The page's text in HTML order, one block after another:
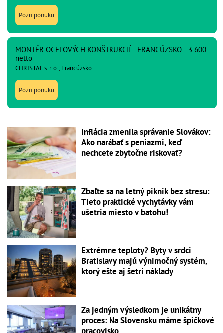
Pozri ponuku
MONTÉR OCEĽOVÝCH KONŠTRUKCIÍ - FRANCÚZSKO - 3 600
netto
CHRISTAL s. r. o., Francúzsko
Pozri ponuku
Inflácia zmenila správanie Slovákov:
Ako narábať s peniazmi, keď
nechcete zbytočne riskovať?
Zbaľte sa na letný piknik bez stresu:
Tieto praktické vychytávky vám
ušetria miesto v batohu!
Extrémne teploty? Byty v srdci
Bratislavy majú výnimočný systém,
ktorý ešte aj šetrí náklady
Za jedným výsledkom je unikátny
proces: Na Slovensku máme špičkové
pracovisko